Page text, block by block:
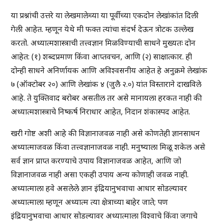
या प्रश्नांची उत्तरे या लेखमालेच्या या पूर्वीच्या एकदोन लेखांकांत दिली
गेली आहेत. म्हणून येथे मी फक्त त्यांचा संदर्भ देऊन त्रोटक उल्लेख
करतो. अध्यात्मशास्त्राची तत्त्वज्ञान मिळविण्याची साधने मुख्यतः दोन
आहेत: (१) शब्दप्रमाण किंवा आप्तवचन, आणि (२) साक्षात्कार. ही
दोन्ही साधने अनिर्णायक आणि अविश्वसनीय आहेत हे अनुक्रमे लेखांक
७ (ऑक्टोबर २०) आणि लेखांक ४ (जुलै २.०) यांत विस्ताराने दाखविले
आहे. ते युक्तिवाद बरोबर असतील तर असे मानायला हरकत नाही की
अध्यात्मशास्त्राचे निष्कर्ष निराधार आहेत, निदान शंकास्पद आहेत.
खरी गोष्ट अशी आहे की विज्ञानाजवळ नाही असे कोणतेही ज्ञानसाधन
अध्यात्माजवळ किंवा तत्त्वज्ञानाजवळ नाही. मनुष्याला मिळू शकेल असे
सर्व ज्ञान प्राप्त करण्याचे उपाय विज्ञानाजवळ आहेत, आणि जो
विज्ञानाजवळ नाही असा एकही उपाय अन्य कोणाही जवळ नाही.
अध्यात्माला हवे असलेले ज्ञान इंद्रियानुभवाचा आधार सोडल्यावर
अध्यात्माला म्हणून अध्यात्म त्या क्षेत्राच्या बाहेर जाते; पण
इंद्रियानुभवाचा आधार सोडल्यावर अध्यात्माला विश्वाचे किंवा जगाचे